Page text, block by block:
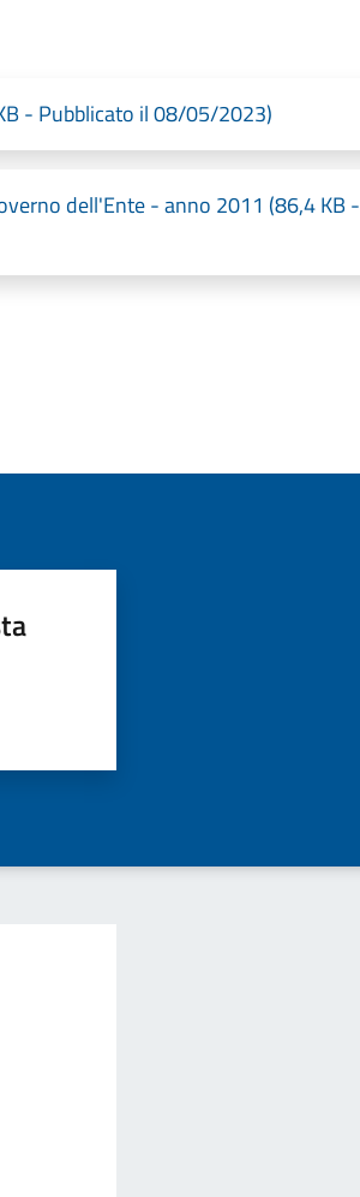
- Pubblicato il 08/05/2023)
dell'Ente - anno 2011 (86,4 KB -